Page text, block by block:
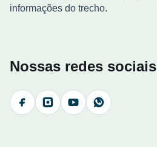
informações do trecho.
Nossas redes sociais
FacebookInstagramYouTubeWhatsApp